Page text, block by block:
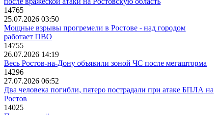
14765
25.07.2026 03:50
Мощные взрывы прогремели в Ростове - над городом
работает ПВО
14755
26.07.2026 14:19
Весь Ростов-на-Дону объявили зоной ЧС после мегашторма
14296
27.07.2026 06:52
Два человека погибли, пятеро пострадали при атаке БПЛА на
Ростов
14025